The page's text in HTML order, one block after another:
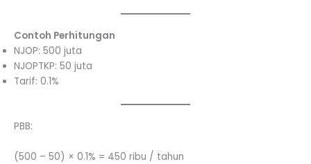
Contoh Perhitungan
NJOP: 500 juta
NJOPTKP: 50 juta
Tarif: 0.1%
PBB:
(500 – 50) × 0.1% = 450 ribu / tahun